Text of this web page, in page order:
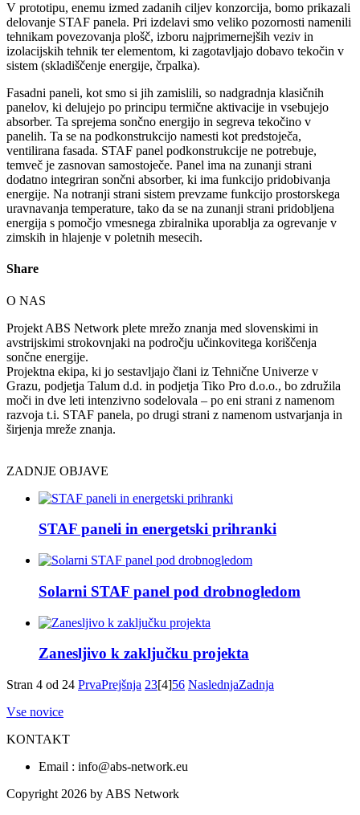
V prototipu, enemu izmed zadanih ciljev konzorcija, bomo prikazali
delovanje STAF panela. Pri izdelavi smo veliko pozornosti namenili
tehnikam povezovanja plošč, izboru najprimernejših veziv in
izolacijskih tehnik ter elementom, ki zagotavljajo dobavo tekočin v
sistem (skladiščenje energije, črpalka).
Fasadni paneli, kot smo si jih zamislili, so nadgradnja klasičnih
panelov, ki delujejo po principu termične aktivacije in vsebujejo
absorber. Ta sprejema sončno energijo in segreva tekočino v
panelih. Ta se na podkonstrukcijo namesti kot predstoječa,
ventilirana fasada. STAF panel podkonstrukcije ne potrebuje,
temveč je zasnovan samostoječe. Panel ima na zunanji strani
dodatno integriran sončni absorber, ki ima funkcijo pridobivanja
energije. Na notranji strani sistem prevzame funkcijo prostorskega
uravnavanja temperature, tako da se na zunanji strani pridobljena
energija s pomočjo vmesnega zbiralnika uporablja za ogrevanje v
zimskih in hlajenje v poletnih mesecih.
Share
O NAS
Projekt ABS Network plete mrežo znanja med slovenskimi in
avstrijskimi strokovnjaki na področju učinkovitega koriščenja
sončne energije.
Projektna ekipa, ki jo sestavljajo člani iz Tehnične Univerze v
Grazu, podjetja Talum d.d. in podjetja Tiko Pro d.o.o., bo združila
moči in dve leti intenzivno sodelovala – po eni strani z namenom
razvoja t.i. STAF panela, po drugi strani z namenom ustvarjanja in
širjenja mreže znanja.
ZADNJE OBJAVE
STAF paneli in energetski prihranki
Solarni STAF panel pod drobnogledom
Zanesljivo k zaključku projekta
Stran 4 od 24 PrvaPrejšnja 23[4]56 NaslednjaZadnja
Vse novice
KONTAKT
Email : info@abs-network.eu
Copyright 2026 by ABS Network